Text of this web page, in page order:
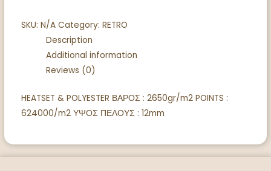
SKU: N/A Category: RETRO
Description
Additional information
Reviews (0)
HEATSET & POLYESTER ΒΑΡΟΣ : 2650gr/m2 POINTS :
624000/m2 ΥΨΟΣ ΠΕΛΟΥΣ : 12mm